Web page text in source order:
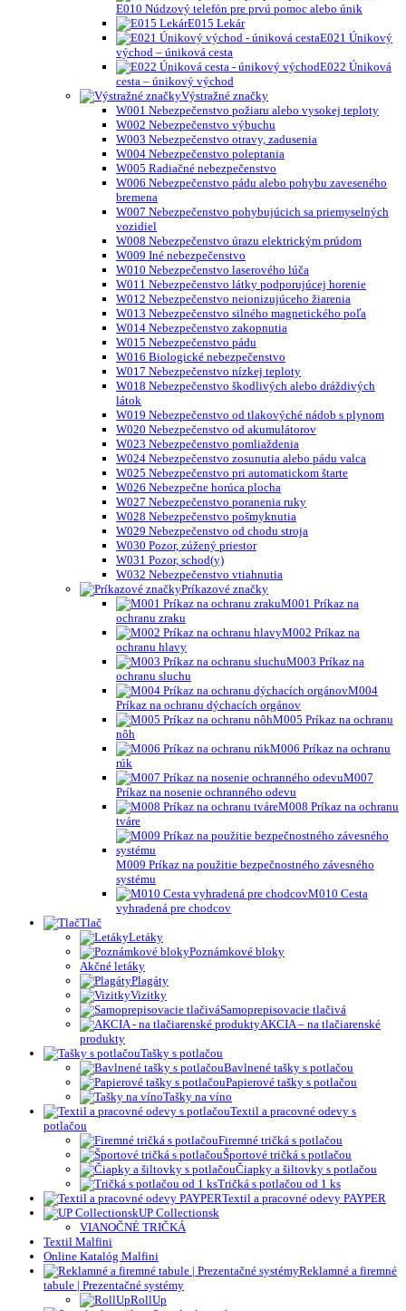
E010 Núdzový telefón pre prvú pomoc alebo únik
E015 Lekár
E021 Únikový
východ – úniková cesta
E022 Úniková
cesta – únikový východ
Výstražné značky
W001 Nebezpečenstvo požiaru alebo vysokej teploty
W002 Nebezpečenstvo výbuchu
W003 Nebezpečenstvo otravy, zadusenia
W004 Nebezpečenstvo poleptania
W005 Radiačné nebezpečenstvo
W006 Nebezpečenstvo pádu alebo pohybu zaveseného
bremena
W007 Nebezpečenstvo pohybujúcich sa priemyselných
vozidiel
W008 Nebezpečenstvo úrazu elektrickým prúdom
W009 Iné nebezpečenstvo
W010 Nebezpečenstvo laserového lúča
W011 Nebezpečenstvo látky podporujúcej horenie
W012 Nebezpečenstvo neionizujúceho žiarenia
W013 Nebezpečenstvo silného magnetického poľa
W014 Nebezpečenstvo zakopnutia
W015 Nebezpečenstvo pádu
W016 Biologické nebezpečenstvo
W017 Nebezpečenstvo nízkej teploty
W018 Nebezpečenstvo škodlivých alebo dráždivých
látok
W019 Nebezpečenstvo od tlakovýché nádob s plynom
W020 Nebezpečenstvo od akumulátorov
W023 Nebezpečenstvo pomliaždenia
W024 Nebezpečenstvo zosunutia alebo pádu valca
W025 Nebezpečenstvo pri automatickom štarte
W026 Nebezpečne horúca plocha
W027 Nebezpečenstvo poranenia ruky
W028 Nebezpečenstvo pošmyknutia
W029 Nebezpečenstvo od chodu stroja
W030 Pozor, zúžený priestor
W031 Pozor, schod(y)
W032 Nebezpečenstvo vtiahnutia
Príkazové značky
M001 Príkaz na
ochranu zraku
M002 Príkaz na
ochranu hlavy
M003 Príkaz na
ochranu sluchu
M004
Príkaz na ochranu dýchacích orgánov
M005 Príkaz na ochranu
nôh
M006 Príkaz na ochranu
rúk
M007
Príkaz na nosenie ochranného odevu
M008 Príkaz na ochranu
tváre
M009 Príkaz na použitie bezpečnostného závesného
systému
M010 Cesta
vyhradená pre chodcov
Tlač
Letáky
Poznámkové bloky
Akčné letáky
Plagáty
Vizitky
Samoprepisovacie tlačivá
AKCIA – na tlačiarenské
produkty
Tašky s potlačou
Bavlnené tašky s potlačou
Papierové tašky s potlačou
Tašky na víno
Textil a pracovné odevy s
potlačou
Firemné tričká s potlačou
Športové tričká s potlačou
Čiapky a šiltovky s potlačou
Tričká s potlačou od 1 ks
Textil a pracovné odevy PAYPER
UP Collectionsk
VIANOČNÉ TRIČKÁ
Textil Malfini
Online Katalóg Malfini
Reklamné a firemné
tabule | Prezentačné systémy
RollUp